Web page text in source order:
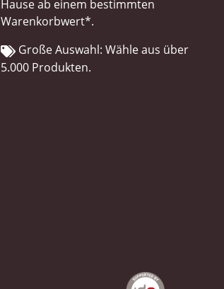
Hause ab einem bestimmten
Warenkorbwert*.
Große Auswahl: Wähle aus über
5.000 Produkten.